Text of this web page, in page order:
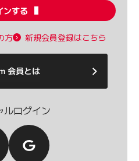
ンする
方 新規会員登録はこちら
ルログイン